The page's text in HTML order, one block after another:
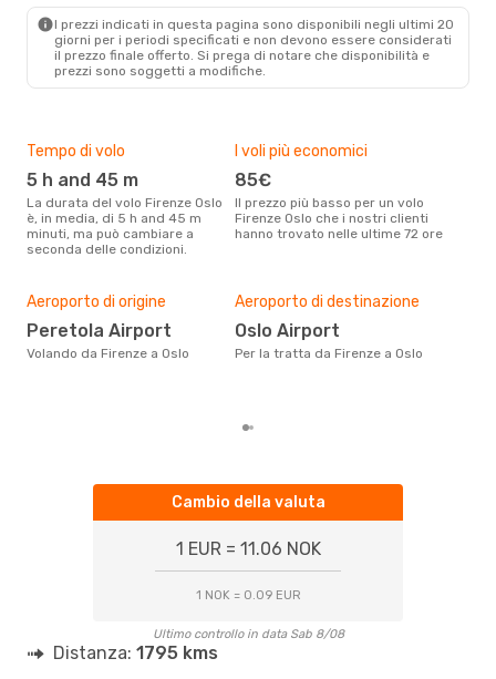
1 Scalo
FLR- OSL
Austrian Airlines1 Scalo
OSL- FLR
I prezzi indicati in questa pagina sono disponibili negli ultimi 20
giorni per i periodi specificati e non devono essere considerati
il ​​prezzo finale offerto. Si prega di notare che disponibilità e
prezzi sono soggetti a modifiche.
Tempo di volo
5 h and 45 m
La durata del volo Firenze Oslo
è, in media, di 5 h and 45 m
minuti, ma può cambiare a
seconda delle condizioni.
I voli più economici
85€
Il prezzo più basso per un volo
Firenze Oslo che i nostri clienti
hanno trovato nelle ultime 72 ore
Aeroporto di origine
Peretola Airport
Volando da Firenze a Oslo
Aeroporto di destinazione
Oslo Airport
Per la tratta da Firenze a Oslo
Cambio della valuta
1 EUR = 11.06 NOK
1 NOK = 0.09 EUR
Ultimo controllo in data Sab 8/08
Distanza: 1795 kms